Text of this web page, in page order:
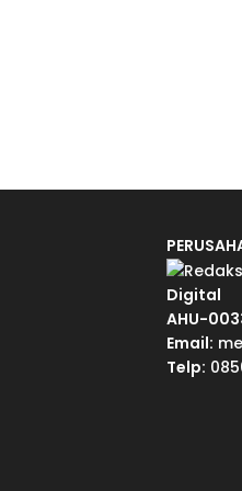
Digital
AHU-
Email:
Telp: